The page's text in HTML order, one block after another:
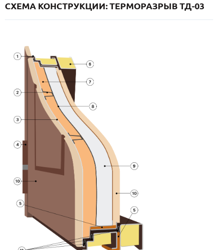
СХЕМА КОНСТРУКЦИИ: ТЕРМОРАЗРЫВ ТД-03